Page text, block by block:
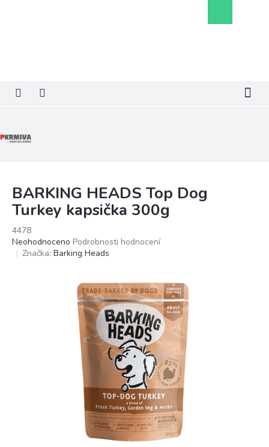
košík
BARKING HEADS Top Dog
Turkey kapsička 300g
4478
Průměrné
hodnocení
Neohodnoceno Podrobnosti hodnocení
Značka: Barking Heads